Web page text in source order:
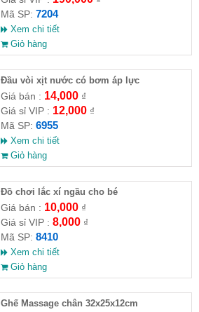
Mã SP: 7204
Xem chi tiết
Giỏ hàng
Đầu vòi xịt nước có bơm áp lực
Giá bán : 14,000₫
Giá sỉ VIP : 12,000₫
Mã SP: 6955
Xem chi tiết
Giỏ hàng
Đồ chơi lắc xí ngầu cho bé
Giá bán : 10,000₫
Giá sỉ VIP : 8,000₫
Mã SP: 8410
Xem chi tiết
Giỏ hàng
Ghế Massage chân 32x25x12cm